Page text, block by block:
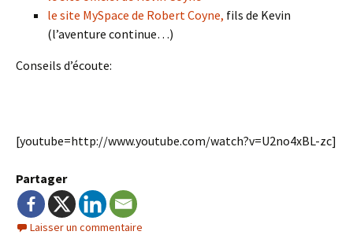
le site MySpace de Robert Coyne, fils de Kevin
(l’aventure continue…)
Conseils d’écoute:
[youtube=http://www.youtube.com/watch?v=U2no4xBL-zc]
Partager
Laisser un commentaire